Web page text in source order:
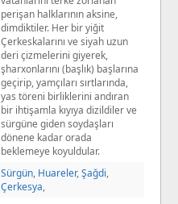
perişan halklarının aksine,
dimdiktiler. Her bir yiğit
Çerkeskalarını ve siyah uzun
deri çizmelerini giyerek,
şharxonlarını (başlık) başlarına
geçirip, yamçıları sırtlarında,
yas töreni birliklerini andıran
bir ihtişamla kıyıya dizildiler ve
sürgüne giden soydaşları
dönene kadar orada
beklemeye koyuldular.
Sürgün, Huareler,Şağdi,
Çerkesya,